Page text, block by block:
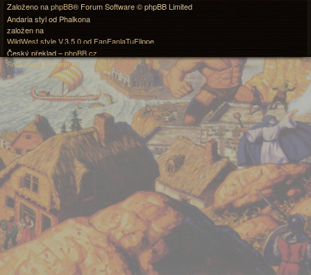
Založeno naphpBB® Forum Software © phpBB Limited
Andaria styl od Phalkona
založen na
WildWest style V.3.5.0 od FanFanlaTuFlippe
Český překlad –phpBB.cz
Soukromí | Podmínky